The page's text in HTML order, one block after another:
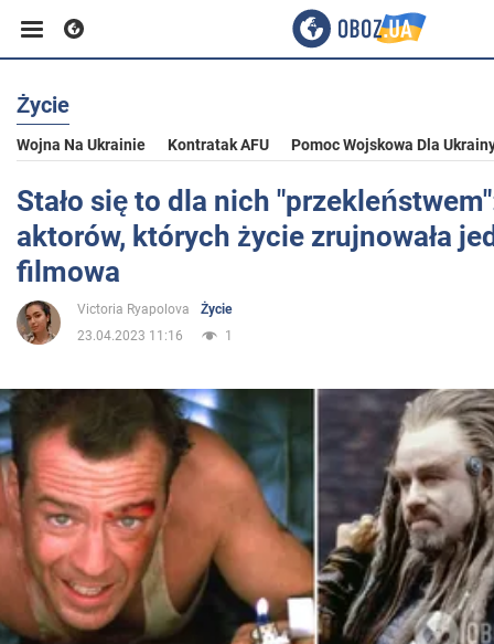
Biznes
Sport
Rozrywka
Życie
Polityka
Społeczeństwo
Wojna na Ukrainie
Świat
Życie
Wojna Na Ukrainie Kontratak AFU Pomoc Wojskowa Dla
Stało się to dla nich
aktorów, których życie zrujnowała
filmowa
Victoria Ryapolova
Życie
23.04.2023 11:16
1